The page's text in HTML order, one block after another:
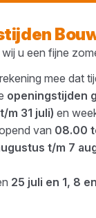
u een fijne
mee dat
openingstijden
m 31 juli) en
van 08.00
t/m 7
25 juli en 1, 8